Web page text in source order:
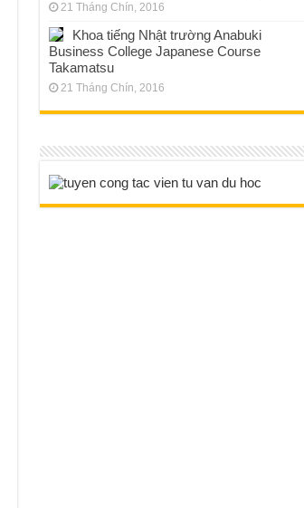
21 Tháng Chín, 2016
Khoa tiếng Nhật trường Anabuki
Business College Japanese Course
Takamatsu
21 Tháng Chín, 2016